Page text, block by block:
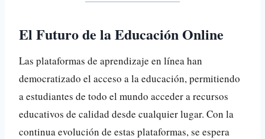
El Futuro de la Educación Online
Las plataformas de aprendizaje en línea han
democratizado el acceso a la educación, permitiendo
a estudiantes de todo el mundo acceder a recursos
educativos de calidad desde cualquier lugar. Con la
continua evolución de estas plataformas, se espera